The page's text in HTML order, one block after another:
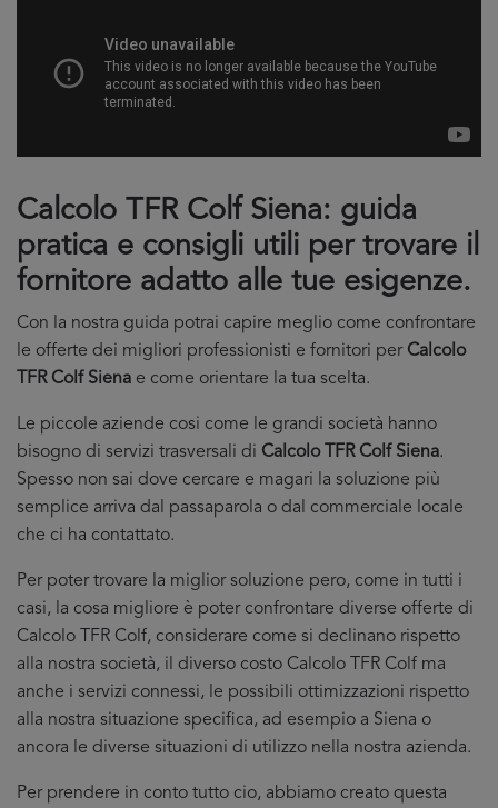
Calcolo TFR Colf Siena: guida
pratica e consigli utili per trovare il
fornitore adatto alle tue esigenze.
Con la nostra guida potrai capire meglio come confrontare
le offerte dei migliori professionisti e fornitori per Calcolo
TFR Colf Siena e come orientare la tua scelta.
Le piccole aziende cosi come le grandi società hanno
bisogno di servizi trasversali di Calcolo TFR Colf Siena.
Spesso non sai dove cercare e magari la soluzione più
semplice arriva dal passaparola o dal commerciale locale
che ci ha contattato.
Per poter trovare la miglior soluzione pero, come in tutti i
casi, la cosa migliore è poter confrontare diverse offerte di
Calcolo TFR Colf, considerare come si declinano rispetto
alla nostra società, il diverso costo Calcolo TFR Colf ma
anche i servizi connessi, le possibili ottimizzazioni rispetto
alla nostra situazione specifica, ad esempio a Siena o
ancora le diverse situazioni di utilizzo nella nostra azienda.
Per prendere in conto tutto cio, abbiamo creato questa